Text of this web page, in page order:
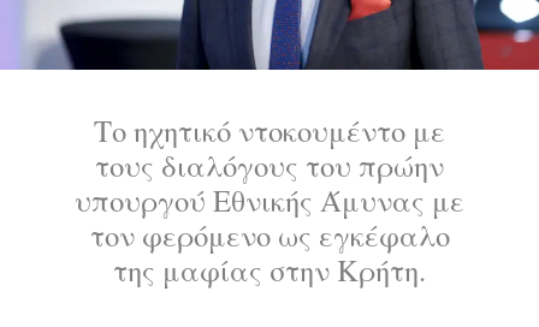
Το ηχητικό ντοκουμέντο με
τους διαλόγους του πρώην
υπουργού Εθνικής Άμυνας με
τον φερόμενο ως εγκέφαλο
της μαφίας στην Κρήτη.